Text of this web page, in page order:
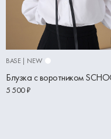
BASE | NEW
5 500 ₽